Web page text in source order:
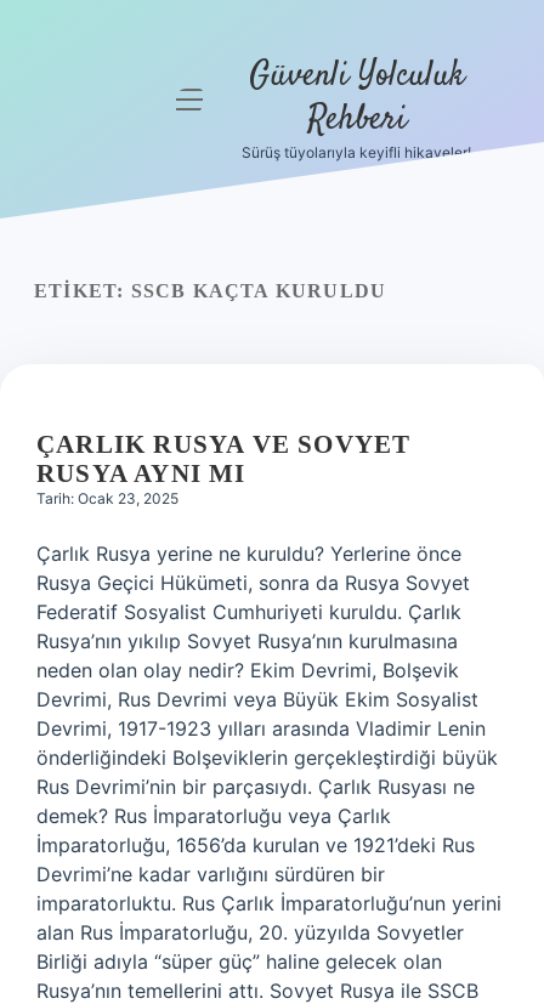
menüyü Güvenli Yolculuk
Rehberi
Sürüş tüyolarıyla keyifli hikayeler!
ETIKET: SSCB KAÇTA KURULDU
ÇARLIK RUSYA VE SOVYET
RUSYA AYNI MI
Tarih: Ocak 23, 2025
Çarlık Rusya yerine ne kuruldu? Yerlerine önce
Rusya Geçici Hükümeti, sonra da Rusya Sovyet
Federatif Sosyalist Cumhuriyeti kuruldu. Çarlık
Rusya’nın yıkılıp Sovyet Rusya’nın kurulmasına
neden olan olay nedir? Ekim Devrimi, Bolşevik
Devrimi, Rus Devrimi veya Büyük Ekim Sosyalist
Devrimi, 1917-1923 yılları arasında Vladimir Lenin
önderliğindeki Bolşeviklerin gerçekleştirdiği büyük
Rus Devrimi’nin bir parçasıydı. Çarlık Rusyası ne
demek? Rus İmparatorluğu veya Çarlık
İmparatorluğu, 1656’da kurulan ve 1921’deki Rus
Devrimi’ne kadar varlığını sürdüren bir
imparatorluktu. Rus Çarlık İmparatorluğu’nun yerini
alan Rus İmparatorluğu, 20. yüzyılda Sovyetler
Birliği adıyla “süper güç” haline gelecek olan
Rusya’nın temellerini attı. Sovyet Rusya ile SSCB